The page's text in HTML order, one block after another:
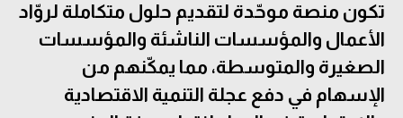
تكون منصة موحّدة لتقديم حلول متكاملة لروّاد
الأعمال والمؤسسات الناشئة والمؤسسات
الصغيرة والمتوسطة، مما يمكّنهم من
الإسهام في دفع عجلة التنمية الاقتصادية